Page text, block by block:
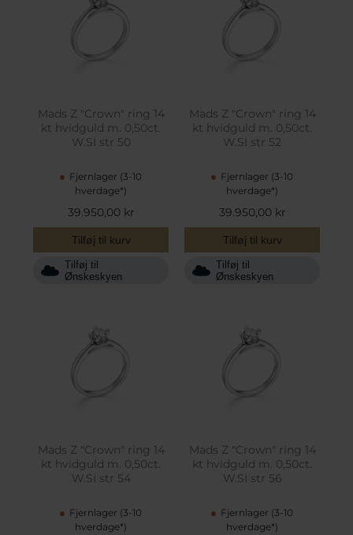
Mads Z "Crown" ring 14
kt hvidguld m. 0,50ct.
W.SI str 50
Fjernlager (3-10
hverdage*)
39.950,00 kr
Tilføj til kurv
Tilføj til
Ønskeskyen
Mads Z "Crown" ring 14
kt hvidguld m. 0,50ct.
W.SI str 52
Fjernlager (3-10
hverdage*)
39.950,00 kr
Tilføj til kurv
Tilføj til
Ønskeskyen
Mads Z "Crown" ring 14
kt hvidguld m. 0,50ct.
W.SI str 54
Fjernlager (3-10
hverdage*)
Mads Z "Crown" ring 14
kt hvidguld m. 0,50ct.
W.SI str 56
Fjernlager (3-10
hverdage*)